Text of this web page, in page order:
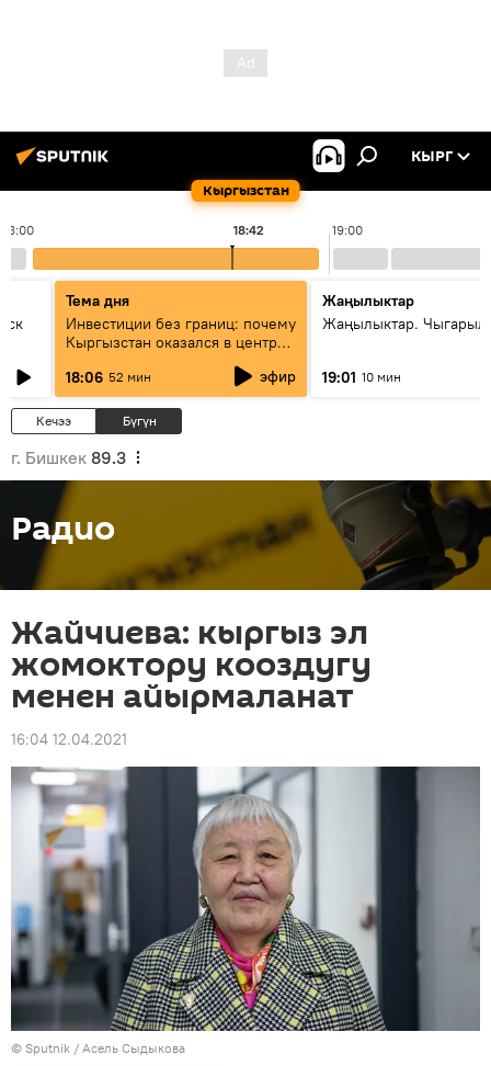
Кыргызстан
КЫРГ
18:00 19:00
18:42
Тема дня
Инвестиции без границ: почему
Кыргызстан оказался в центре
18:06 52 мин эфир
Жаңылыктар
Жаңылыктар.
19:01 10 мин
Кечээ Бүгүн
г. Бишкек 89.3
Радио
Жайчиева: кыргыз эл
жомоктору кооздугу
менен айырмаланат
16:04 12.04.2021
© Sputnik / Асель Сыдыкова